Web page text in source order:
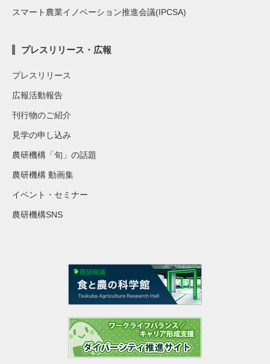
スマート農業イノベーション推進会議(IPCSA)
プレスリリース・広報
プレスリリース
広報活動報告
刊行物のご紹介
見学の申し込み
農研機構「旬」の話題
農研機構 動画集
イベント・セミナー
農研機構SNS